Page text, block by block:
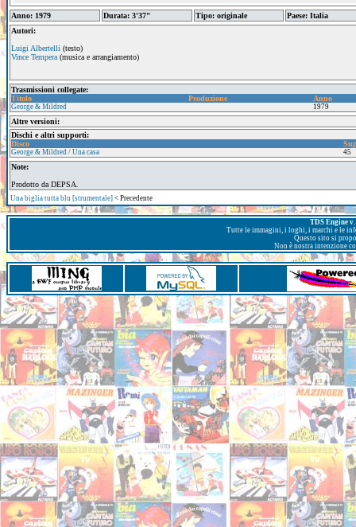
Anno: 1979 Durata: 3'37" Tipo: originale
Paese: Italia
Autori:
Luigi Albertelli (testo)
Vince Tempera (musica e arrangiamento)
Trasmissioni collegate:
Titolo
Produzione Anno
George & Mildred 1979
Altre versioni:
Dischi e altri supporti:
Disco
George & Mildred / Una casa 45
Note:
Prodotto da DEPSA.
Una biglia tutta blu [strumentale] < Precedente
TDS Engine
Tutte le immagini, i loghi, i marchi e le
Questo sito si
Non è nostra intenzione